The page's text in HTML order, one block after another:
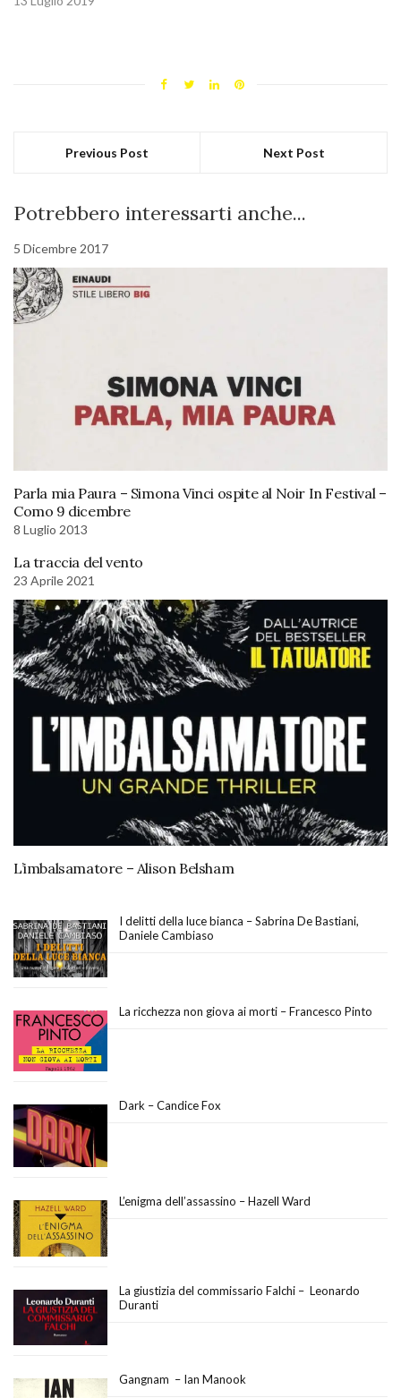
Previous Post Next Post
Potrebbero interessarti anche...
5 Dicembre 2017
Parla mia Paura – Simona Vinci ospite al Noir In Festival –
Como 9 dicembre
8 Luglio 2013
La traccia del vento
23 Aprile 2021
L’imbalsamatore – Alison Belsham
I delitti della luce bianca – Sabrina De Bastiani,
Daniele Cambiaso
La ricchezza non giova ai morti – Francesco Pinto
Dark – Candice Fox
L’enigma dell’assassino – Hazell Ward
La giustizia del commissario Falchi – Leonardo
Duranti
Gangnam – Ian Manook